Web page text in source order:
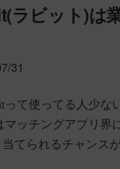
ラビット)は
31
って使ってる人少
マッチングアプリ界
当てられるチャンス